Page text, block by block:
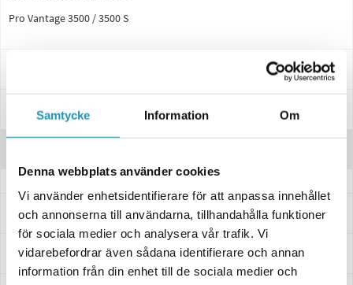
Samtycke Information Om
Denna webbplats använder cookies
Vi använder enhetsidentifierare för att anpassa innehållet
och annonserna till användarna, tillhandahålla funktioner
för sociala medier och analysera vår trafik. Vi
vidarebefordrar även sådana identifierare och annan
information från din enhet till de sociala medier och
Pro Vantage 3500 / 3500 S
Manualer & Guider
Frågor och svar
Leverans- & Returinformation